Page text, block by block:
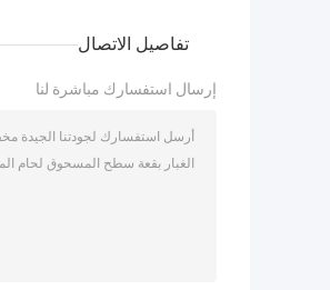
تفاصيل الاتصال
إرسال استفسارك مباشرة لنا